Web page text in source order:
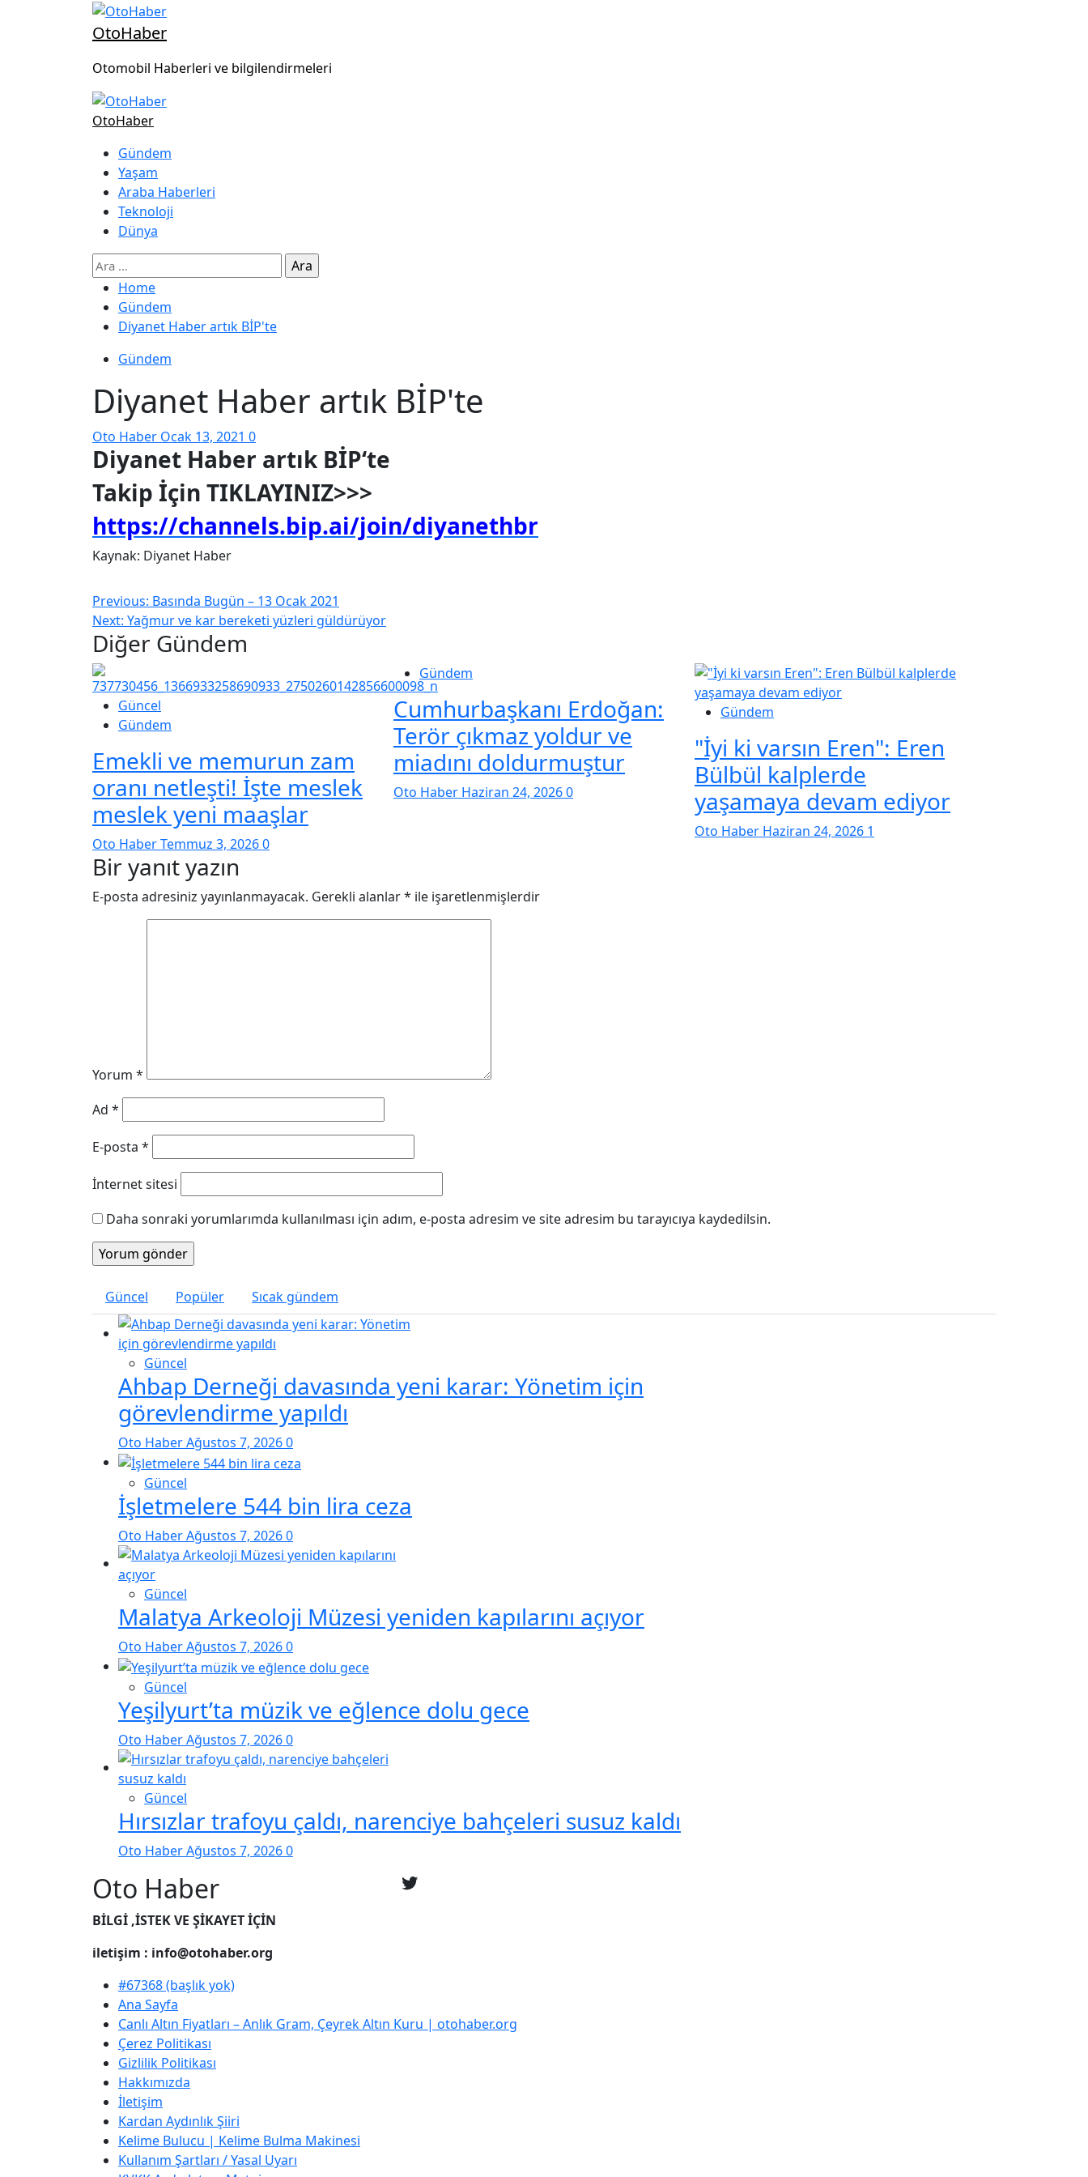
OtoHaber
Otomobil Haberleri ve bilgilendirmeleri
OtoHaber
Gündem
Yaşam
Araba Haberleri
Teknoloji
Dünya
Home
Gündem
Diyanet Haber artık BİP'te
Gündem
Diyanet Haber artık BİP'te
Oto Haber Ocak 13, 2021 0
Diyanet Haber artık BİP‘te
Takip İçin TIKLAYINIZ>>>
https://channels.bip.ai/join/diyanethbr
Kaynak: Diyanet Haber
Previous: Basında Bugün – 13 Ocak 2021
Next: Yağmur ve kar bereketi yüzleri güldürüyor
Diğer Gündem
Güncel
Gündem
Emekli ve memurun zam
oranı netleşti! İşte meslek
meslek yeni maaşlar
Oto HaberTemmuz 3, 20260
Gündem
Cumhurbaşkanı Erdoğan:
Terör çıkmaz yoldur ve
miadını doldurmuştur
Oto Haber Haziran 24, 20260
Gündem
"İyi ki varsın Eren": Eren
Bülbül kalplerde
yaşamaya devam ediyor
Oto Haber Haziran 24, 2026 1
Bir yanıt yazın
E-posta adresiniz yayınlanmayacak. Gerekli alanlar* ile işaretlenmişlerdir
Yorum *
Ad *
E-posta *
İnternet sitesi
Daha sonraki yorumlarımda kullanılması için adım, e-posta adresim ve site adresim bu tarayıcıya kaydedilsin.
Güncel Popüler Sıcak gündem
Güncel
Ahbap Derneği davasında yeni karar: Yönetim için
görevlendirme yapıldı
Oto HaberAğustos 7, 20260
Güncel
İşletmelere 544 bin lira ceza
Oto HaberAğustos 7, 20260
Güncel
Malatya Arkeoloji Müzesi yeniden kapılarını açıyor
Oto HaberAğustos 7, 20260
Güncel
Yeşilyurt’ta müzik ve eğlence dolu gece
Oto HaberAğustos 7, 20260
Güncel
Hırsızlar trafoyu çaldı, narenciye bahçeleri susuz kaldı
Oto HaberAğustos 7, 20260
Oto Haber
BİLGİ ,İSTEK VE ŞİKAYET İÇİN
iletişim : info@otohaber.org
#67368 (başlık yok)
Ana Sayfa
Canlı Altın Fiyatları – Anlık Gram, Çeyrek Altın Kuru | otohaber.org
Çerez Politikası
Gizlilik Politikası
Hakkımızda
İletişim
Kardan Aydınlık Şiiri
Kelime Bulucu | Kelime Bulma Makinesi
Kullanım Şartları / Yasal Uyarı